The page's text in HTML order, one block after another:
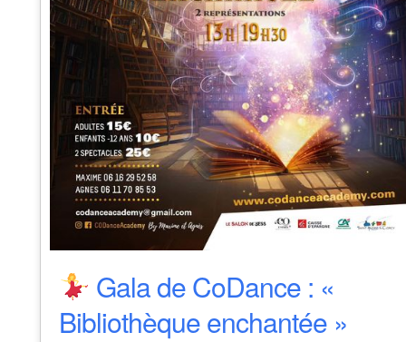
Gala de CoDance : «
Bibliothèque enchantée »